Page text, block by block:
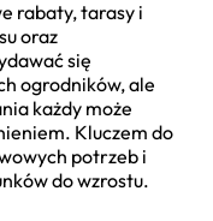
rabaty, tarasy i
oraz
się
ogrodników, ale
każdy może
Kluczem do
potrzeb i
do wzrostu.